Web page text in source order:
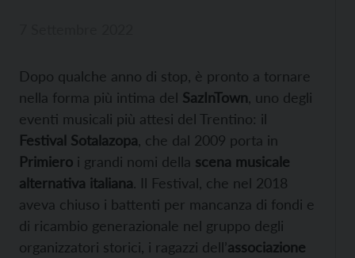
Dopo qualche anno di stop, è pronto a tornare
nella forma più intima del SazInTown , uno degli
eventi musicali più attesi del Trentino: il
Festival Sotalazopa , che dal 2009 porta in
Primiero i grandi nomi della scena musicale
alternativa italiana. Il Festival, che nel 2018
aveva chiuso i battenti per mancanza di fondi e
di ricambio generazionale nel gruppo degli
organizzatori storici, i ragazzi dell’associazione